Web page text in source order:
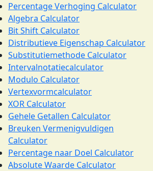
Percentage Verhoging Calculator
Algebra Calculator
Bit Shift Calculator
Distributieve Eigenschap Calculator
Substitutiemethode Calculator
Intervalnotatiecalculator
Modulo Calculator
Vertexvormcalculator
XOR Calculator
Gehele Getallen Calculator
Breuken Vermenigvuldigen
Calculator
Percentage naar Doel Calculator
Absolute Waarde Calculator